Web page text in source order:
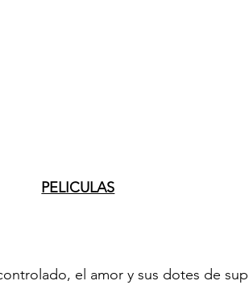
PELICULAS
el amor y sus dotes de